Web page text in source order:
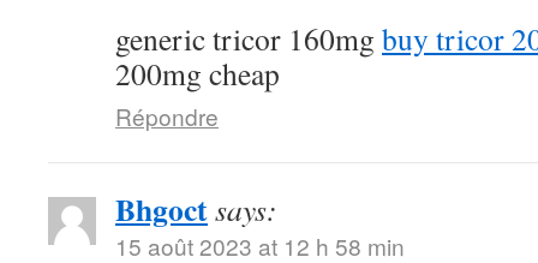
generic tricor 160mg buy tricor
200mg cheap
Répondre
Bhgoctsays:
15 août 2023 at 12 h 58 min